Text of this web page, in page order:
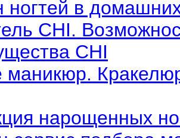
ногтей в
CHI.
CHI
маникюр.
нарощенных